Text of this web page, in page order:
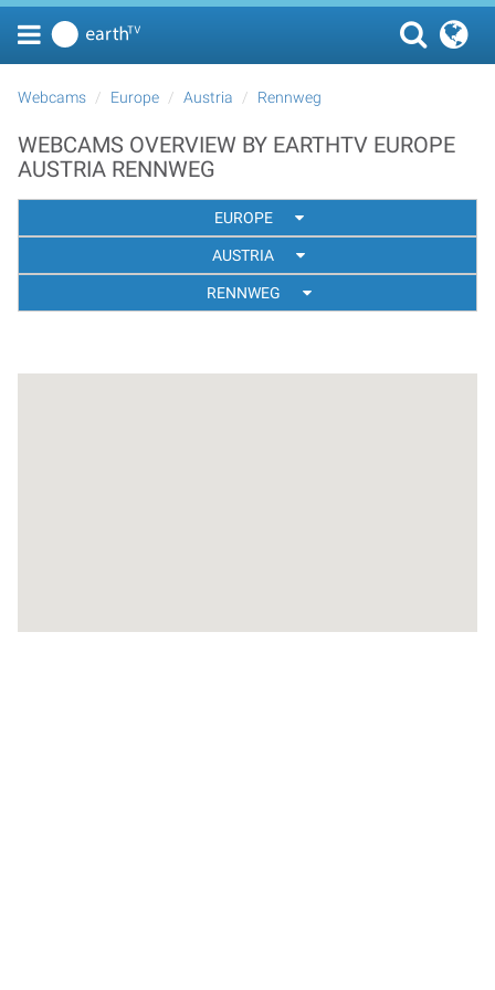
Webcams Europe Austria Rennweg
WEBCAMS OVERVIEW BY EARTHTV EUROPE
AUSTRIA RENNWEG
EUROPE
AUSTRIA
RENNWEG